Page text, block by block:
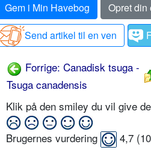
Gem i Min Havebog
Opret din
Send artikel til en ven
Forrige: Canadisk tsuga -
Tsuga canadensis
Klik på den smiley du vil give
Brugernes vurdering 4,7 (10